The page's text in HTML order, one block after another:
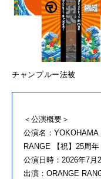
チャンプルー法被
＜公演概要＞
公演名：
RANGE 【祝】25周
公演日時：2026年7
出演：ORANGE